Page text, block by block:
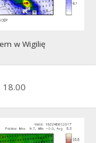
w Wigilię
18.00